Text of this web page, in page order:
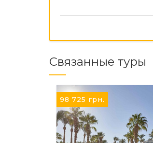
Связанные туры
98 725 грн.